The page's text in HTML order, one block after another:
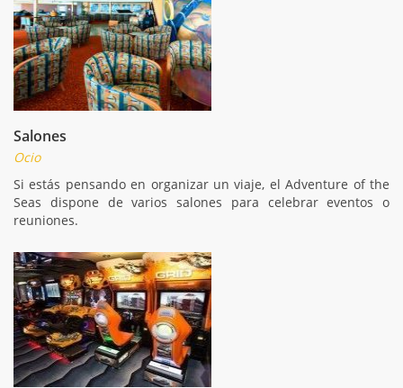
Salones
Ocio
Si estás pensando en organizar un viaje, el Adventure of the
Seas dispone de varios salones para celebrar eventos o
reuniones.